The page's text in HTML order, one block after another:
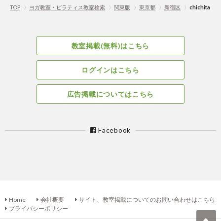
TOP 〉 ヨガ教室・ピラティス教室検索 〉 関東版 〉 東京都 〉 新宿区 〉 chichita
教室掲載(無料)はこちら
ログインはこちら
広告掲載についてはこちら
Facebook
Home 会社概要
サイト、教室掲載についてのお問い合わせはこちら
プライバシーポリシー